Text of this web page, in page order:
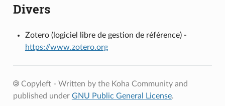
Divers
Zotero (logiciel libre de gestion de référence) -
https://www.zotero.org
Copyleft - Written by the Koha Community and
published under GNU Public General License.